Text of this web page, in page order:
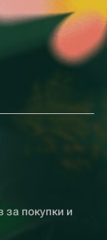
за покупки и